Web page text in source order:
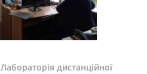
Лабораторія дистанційної